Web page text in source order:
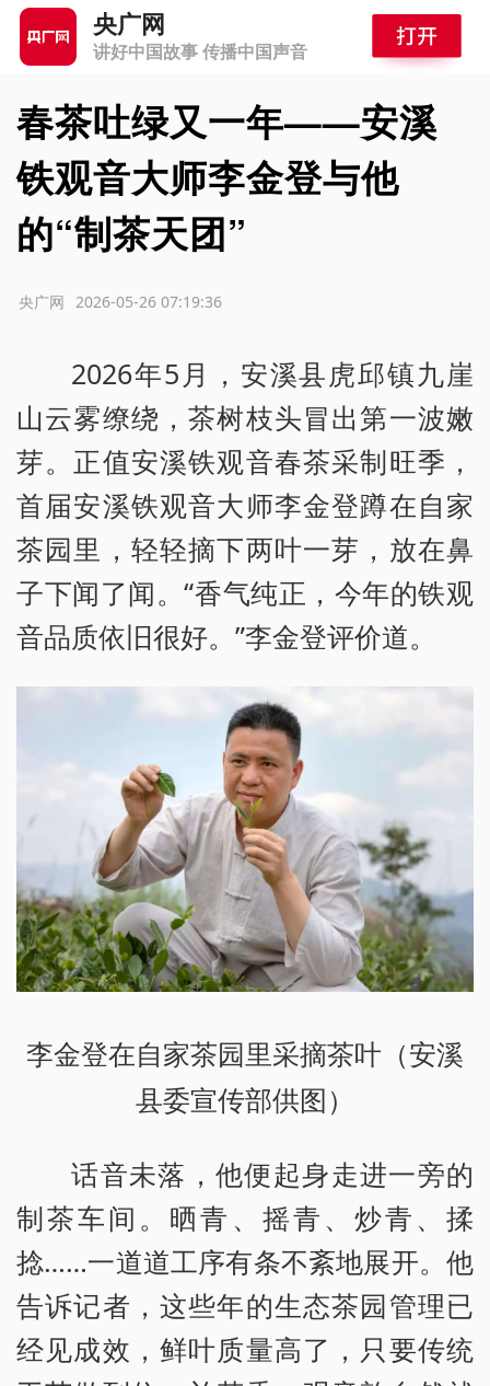
央广网
讲好中国故事 传播中国声音
春茶吐绿又一年——安溪
铁观音大师李金登与他
的“制茶天团”
2026-05-26 07:19:36
央广网
2026年5月，安溪县虎邱镇九崖
山云雾缭绕，茶树枝头冒出第一波嫩
芽。正值安溪铁观音春茶采制旺季，
首届安溪铁观音大师李金登蹲在自家
茶园里，轻轻摘下两叶一芽，放在鼻
子下闻了闻。“香气纯正，今年的铁观
音品质依旧很好。”李金登评价道。
李金登在自家茶园里采摘茶叶（安溪
县委宣传部供图）
话音未落，他便起身走进一旁的
制茶车间。晒青、摇青、炒青、揉
捻……一道道工序有条不紊地展开。他
告诉记者，这些年的生态茶园管理已
经见成效，鲜叶质量高了，只要传统